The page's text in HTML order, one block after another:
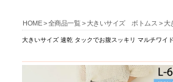
HOME 全商品一覧 大きいサイズ ボトムス 大
大きいサイズ 速乾 タックでお腹スッキリ マルチワイ